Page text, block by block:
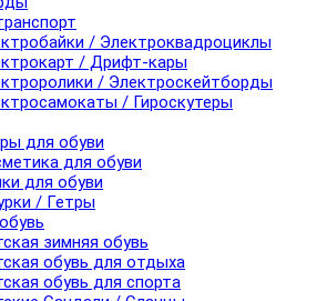
/ Электроквадроциклы
/ Дрифт-кары
/ Электроскейтборды
/ Гироскутеры
для обуви
для обуви
для обуви
/ Гетры
зимняя обувь
обувь для отдыха
обувь для спорта